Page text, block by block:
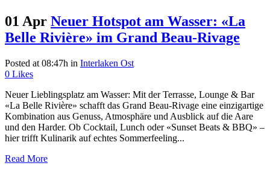
01 Apr Neuer Hotspot am Wasser: «La
Belle Rivière» im Grand Beau-Rivage
Posted at 08:47h in Interlaken Ost
0 Likes
Neuer Lieblingsplatz am Wasser: Mit der Terrasse, Lounge & Bar
«La Belle Rivière» schafft das Grand Beau-Rivage eine einzigartige
Kombination aus Genuss, Atmosphäre und Ausblick auf die Aare
und den Harder. Ob Cocktail, Lunch oder «Sunset Beats & BBQ» –
hier trifft Kulinarik auf echtes Sommerfeeling...
Read More